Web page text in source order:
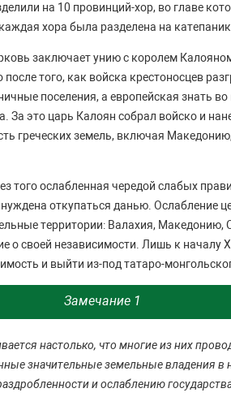
на 10 провинций-хор, во главе
хора была разделена на
заключает унию с королем
того, как войска крестоносцев
поселения, а европейская знать
За это царь Калоян собрал войско и
греческих земель, включая
того ослабленная чередой слабых
откупаться данью. Ослабление
территории: Валахия, Македонию,
о своей независимости. Лишь к началу
и выйти из-под татаро-
Замечание 1
настолько, что многие из них
значительные земельные владения
и ослаблению